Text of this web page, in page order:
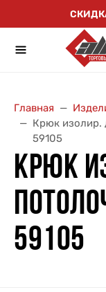
Главная
Крюк изолир.
59105
КРЮК
59105